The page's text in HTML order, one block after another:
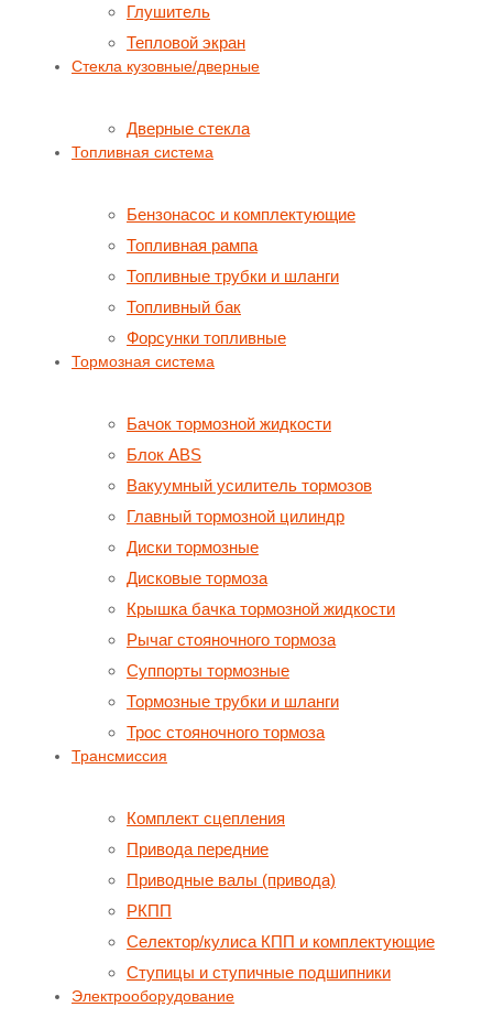
Глушитель
Тепловой экран
Стекла кузовные/дверные
Дверные стекла
Топливная система
Бензонасос и комплектующие
Топливная рампа
Топливные трубки и шланги
Топливный бак
Форсунки топливные
Тормозная система
Бачок тормозной жидкости
Блок ABS
Вакуумный усилитель тормозов
Главный тормозной цилиндр
Диски тормозные
Дисковые тормоза
Крышка бачка тормозной жидкости
Рычаг стояночного тормоза
Суппорты тормозные
Тормозные трубки и шланги
Трос стояночного тормоза
Трансмиссия
Комплект сцепления
Привода передние
Приводные валы (привода)
РКПП
Селектор/кулиса КПП и комплектующие
Ступицы и ступичные подшипники
Электрооборудование